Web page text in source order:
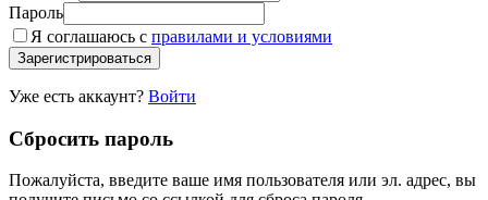
Пароль
Я соглашаюсь с правилами и условиями
Зарегистрироваться
Уже есть аккаунт? Войти
Сбросить пароль
Пожалуйста, введите ваше имя пользователя или эл. адрес, вы